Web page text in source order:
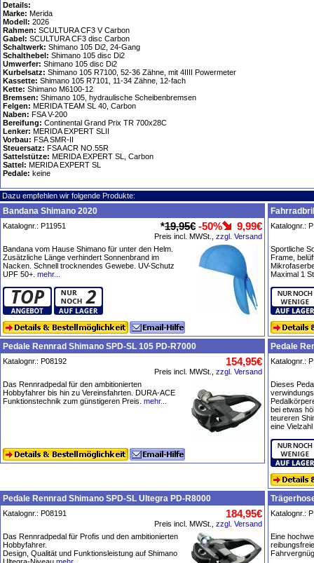
Details:
Marke: Merida
Modell: 2026
Rahmen: SCULTURA CF3 V Carbon
Gabel: SCULTURA CF3 disc Carbon
Schaltwerk: Shimano 105 Di2, 24-Gang
Schalthebel: Shimano 105 disc Di2
Umwerfer: Shimano 105 disc Di2
Kurbelsatz: Shimano 105 R7100, 52-36 Zähne, mit 4IIII Powermeter
Kassette: Shimano 105 R7101, 11-34 Zähne, 12-fach
Kette: Shimano M6100-12
Bremsen: Shimano 105, hydraulische Scheibenbremsen
Felgen: MERIDA TEAM SL 40, Carbon
Naben: FSA V-200
Bereifung: Continental Grand Prix TR 700x28C
Lenker: MERIDA EXPERT SLII
Vorbau: FSA SMR-II
Steuersatz: FSA ACR NO.55R
Sattelstütze: MERIDA EXPERT SL, Carbon
Sattel: MERIDA EXPERT SL
Pedale: keine
Dazu empfehlen wir folgende Produkte:
Bandana Shimano 2020
Katalognr.: P11951 *19,95€ -50% 9,99€
Preis incl. MWSt., zzgl. Versand
Bandana vom Hause Shimano für unter den Helm.
Zusätzliche Länge verhindert Sonnenbrand im
Nacken. Schnell trocknendes Gewebe. UV-Schutz
UPF 50+. mehr...
Katalognr.:
Sportliche
Frame,
Maximal 1
Pedale Rennrad Shimano SPD-SL 105 PD-R7000
Katalognr.: P08192 154,95€
Preis incl. MWSt., zzgl. Versand
Das Rennradpedal für den ambitionierten
Hobbyfahrer bis hin zu Vereinsfahrten. DURA-ACE
Funktionstechnik zum günstigeren Preis. mehr...
Pedale
Katalognr.:
Dieses
bei etwas
teureren
eine
Pedale Rennrad Shimano SPD-SL Ultegra PD-R8000
Katalognr.: P08191 184,95€
Preis incl. MWSt., zzgl. Versand
Das Rennradpedal für Profis und den ambitionierten
Hobbyfahrer.
Design, Qualität und Funktionsleistung auf Shimano
Katalognr.:
Eine